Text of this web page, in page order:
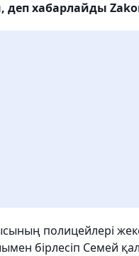
хабарлайды
полицейлері
бірлесіп Семей